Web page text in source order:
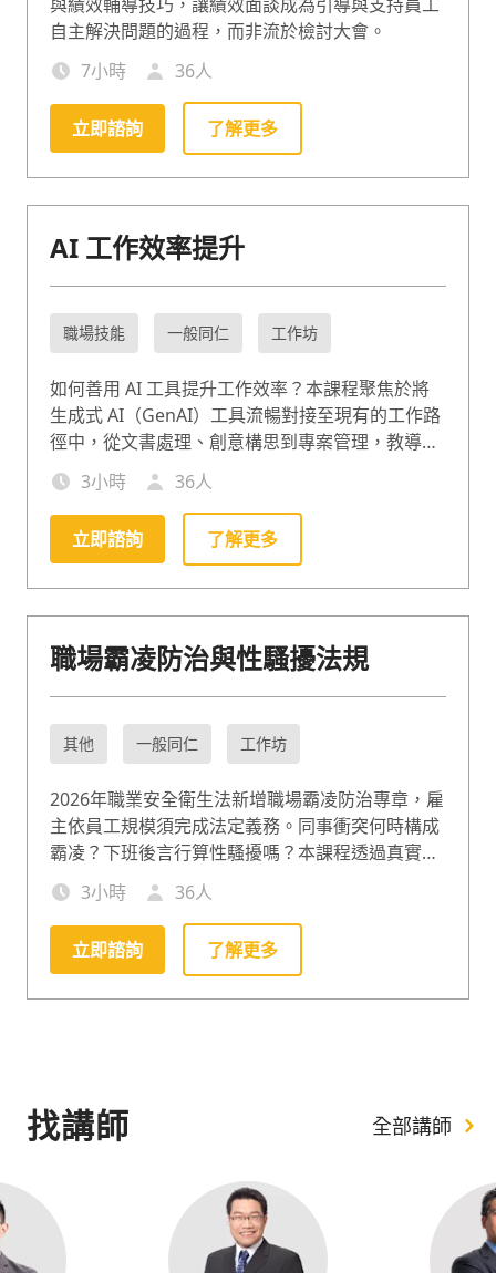
自主解決問題的過程，而非流於檢討大會。
7小時 36人
立即諮詢 了解更多
AI 工作效率提升
職場技能 一般同仁 工作坊
如何善用 AI 工具提升工作效率？本課程聚焦於將
生成式 AI（GenAI）工具流暢對接至現有的工作路
徑中，從文書處理、創意構思到專案管理，教導學
員如何精準下令，與 AI 協作，讓 AI 成為最有默契
的數位同事。
3小時 36人
立即諮詢 了解更多
職場霸凌防治與性騷擾法規
其他 一般同仁 工作坊
2026年職業安全衛生法新增職場霸凌防治專章，雇
主依員工規模須完成法定義務。同事衝突何時構成
霸凌？下班後言行算性騷擾嗎？本課程透過真實判
決案例，協助辨識行為邊界、掌握申訴處理流程，
確保企業符合職安法與性別平等工作法規定。
3小時 36人
立即諮詢 了解更多
找講師 全部講師